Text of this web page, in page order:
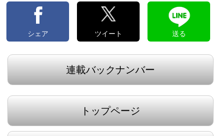
シェア ツイート 送る
連載バックナンバー
トップページ